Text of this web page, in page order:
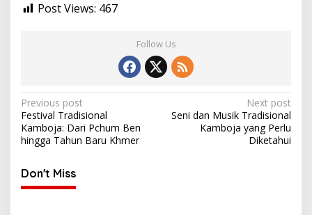
Post Views: 467
Follow Us
Post
navigation
Previous post
Festival Tradisional
Kamboja: Dari Pchum Ben
hingga Tahun Baru Khmer
Next post
Seni dan Musik Tradisional
Kamboja yang Perlu
Diketahui
Don't Miss